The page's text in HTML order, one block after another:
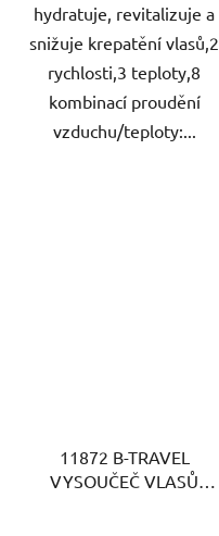
hydratuje, revitalizuje a
snižuje krepatění vlasů,2
rychlosti,3 teploty,8
kombinací proudění
vzduchu/teploty:...
11872 B-TRAVEL
VYSOUČEČ VLASŮ